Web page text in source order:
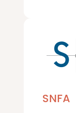
SNFA